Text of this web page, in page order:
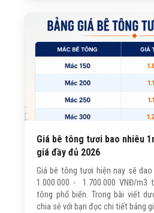
nhật mới nhất!
Giá bê tông tươi bao nhiêu
giá đầy đủ 2026
Giá bê tông tươi hiện nay sẽ
1.000.000 - 1.700.000 VNĐ/
tông phổ biến. Trong bài viết
chia sẻ với bạn đọc chi tiết bảng